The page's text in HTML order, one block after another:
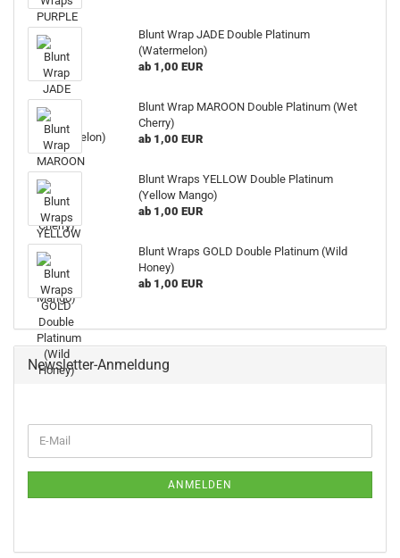
Blunt Wrap JADE Double Platinum
(Watermelon)
ab 1,00 EUR
Blunt Wrap MAROON Double Platinum (Wet
Cherry)
ab 1,00 EUR
Blunt Wraps YELLOW Double Platinum
(Yellow Mango)
ab 1,00 EUR
Blunt Wraps GOLD Double Platinum (Wild
Honey)
ab 1,00 EUR
Newsletter-Anmeldung
ZUR
E-
Mail
ANMELDEN